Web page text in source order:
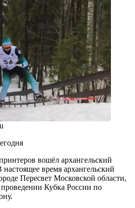
вошёл архангельский
время архангельский
Пересвет Московской области,
Кубка России по